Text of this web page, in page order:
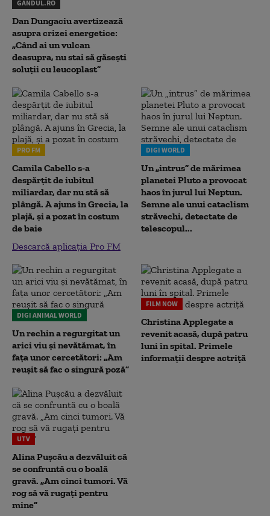
GANDUL.RO
Dan Dungaciu avertizează
asupra crizei energetice:
„Când ai un vulcan
deasupra, nu stai să găsești
soluții cu leucoplast”
PRO FM
Camila Cabello s-a
despărțit de iubitul
miliardar, dar nu stă să
plângă. A ajuns în Grecia, la
plajă, și a pozat în costum
de baie
Descarcă aplicația Pro FM
DIGI WORLD
Un „intrus” de mărimea
planetei Pluto a provocat
haos în jurul lui Neptun.
Semne ale unui cataclism
străvechi, detectate de
telescopul...
DIGI ANIMAL WORLD
Un rechin a regurgitat un
arici viu și nevătămat, în
fața unor cercetători: „Am
reușit să fac o singură poză”
FILM NOW
Christina Applegate a
revenit acasă, după patru
luni în spital. Primele
informații despre actriță
UTV
Alina Pușcău a dezvăluit că
se confruntă cu o boală
gravă. „Am cinci tumori. Vă
rog să vă rugați pentru
mine”